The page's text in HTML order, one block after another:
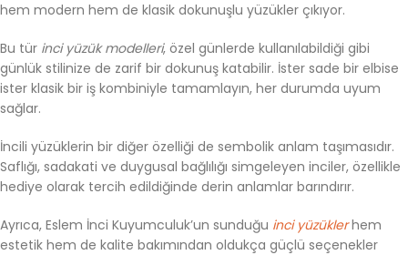
hem modern hem de klasik dokunuşlu yüzükler çıkıyor.
Bu tür inci yüzük modelleri, özel günlerde kullanılabildiği gibi
günlük stilinize de zarif bir dokunuş katabilir. İster sade bir elbise
ister klasik bir iş kombiniyle tamamlayın, her durumda uyum
sağlar.
İncili yüzüklerin bir diğer özelliği de sembolik anlam taşımasıdır.
Saflığı, sadakati ve duygusal bağlılığı simgeleyen inciler, özellikle
hediye olarak tercih edildiğinde derin anlamlar barındırır.
Ayrıca, Eslem İnci Kuyumculuk’un sunduğu inci yüzüklerhem
estetik hem de kalite bakımından oldukça güçlü seçenekler